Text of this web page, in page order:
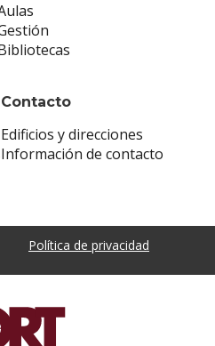
Contacto
Edificios y direcciones
Información de contacto
Política de privacidad